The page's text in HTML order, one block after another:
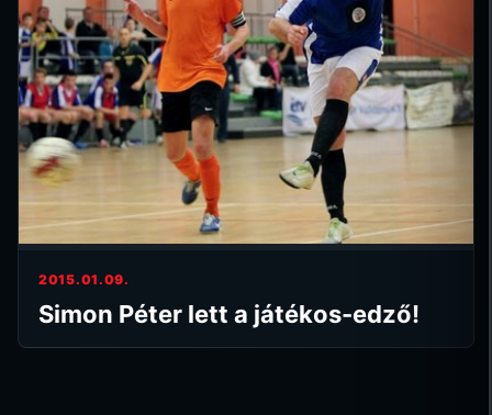
2015.01.09.
Simon Péter lett a játékos-edző!